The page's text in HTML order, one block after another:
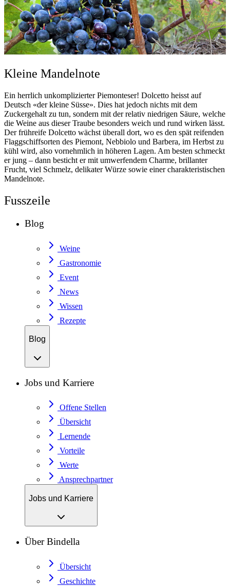
Kleine Mandelnote
Ein herrlich unkomplizierter Piemonteser! Dolcetto heisst auf
Deutsch «der kleine Süsse». Dies hat jedoch nichts mit dem
Zuckergehalt zu tun, sondern mit der relativ niedrigen Säure, welche
die Weine aus dieser Traube besonders weich und rund wirken lässt.
Der frühreife Dolcetto wächst überall dort, wo es den spät reifenden
Flaggschiffsorten des Piemont, Nebbiolo und Barbera, im Herbst zu
kühl wird, also vornehmlich in höheren Lagen. Am besten schmeckt
er jung – dann besticht er mit umwerfendem Charme, brillanter
Frucht, viel Schmelz, delikater Würze sowie einer charakteristischen
Mandelnote.
Fusszeile
Blog
Weine
Gastronomie
Event
News
Wissen
Rezepte
Blog
Jobs und Karriere
Offene Stellen
Übersicht
Lernende
Vorteile
Werte
Ansprechpartner
Jobs und Karriere
Über Bindella
Übersicht
Geschichte